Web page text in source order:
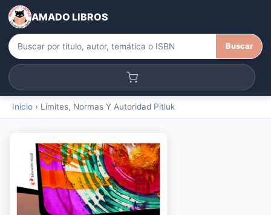
AMADO LIBROS
Buscar
Inicio › Límites, Normas Y Autoridad Pitluk